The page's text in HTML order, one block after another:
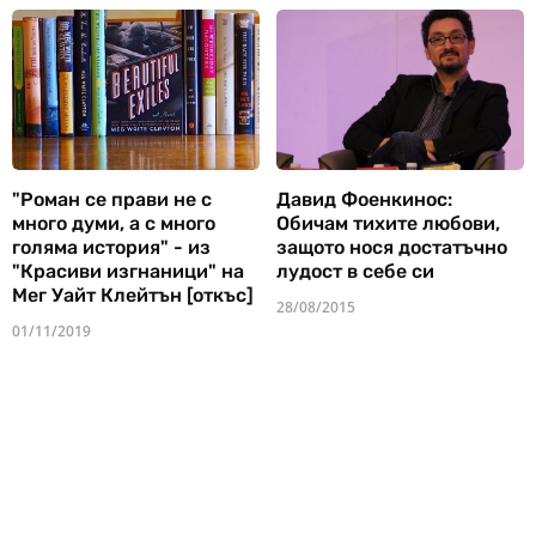
"Роман се прави не с
много думи, а с много
голяма история" - из
"Красиви изгнаници" на
Мег Уайт Клейтън [откъс]
01/11/2019
Давид Фоенкинос:
Обичам тихите любови,
защото нося достатъчно
лудост в себе си
28/08/2015